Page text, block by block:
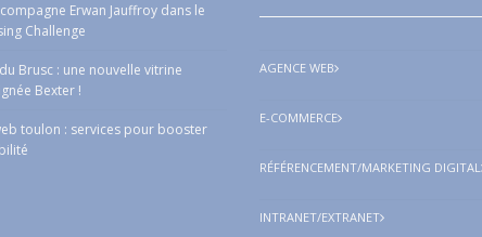
Erwan Jauffroy dans le
Challenge
du Brusc : une nouvelle vitrine
Bexter !
toulon : services pour booster
AGENCE WEB
E-COMMERCE
RÉFÉRENCEMENT/MARKETING DIGITAL
INTRANET/EXTRANET